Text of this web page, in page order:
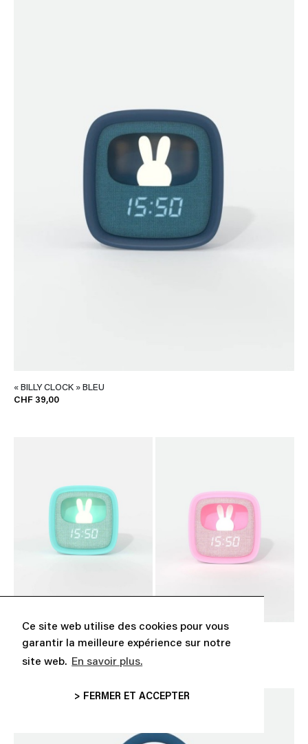
Ce site web utilise des cookies pour vous
garantir la meilleure expérience sur notre
site web. En savoir plus.
> FERMER ET ACCEPTER
« BILLY CLOCK » BLEU
CHF 39,00
« BILLY CLOCK » TURQUOISE
« BILLY CLOCK » ROSE